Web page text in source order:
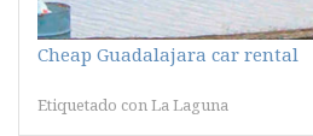
Cheap Guadalajara car rental
Etiquetado con La Laguna